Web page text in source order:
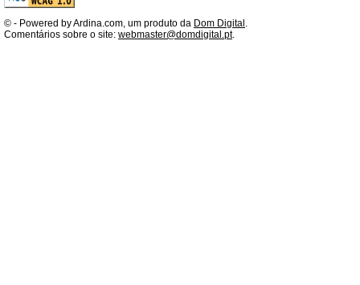
© - Powered by Ardina.com, um produto da Dom Digital .
Comentários sobre o site: webmaster@domdigital.pt.